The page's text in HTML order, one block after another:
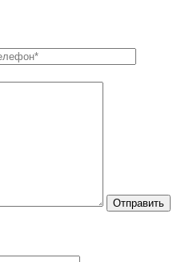
Отправить